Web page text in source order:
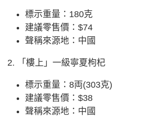
標示重量：180克
建議零售價：$74
聲稱來源地：中國
2. 「樓上」一級寧夏枸杞
標示重量：8両(303克)
建議零售價：$38
聲稱來源地：中國